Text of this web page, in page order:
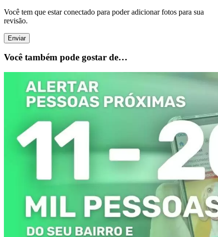
Você tem que estar conectado para poder adicionar fotos para sua
revisão.
Você também pode gostar de…